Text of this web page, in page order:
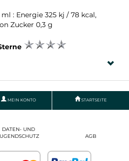
: Energie 325 kj / 78 kcal,
Zucker 0,3 g
MEIN KONTO STARTSEITE
DATEN- UND
AGB